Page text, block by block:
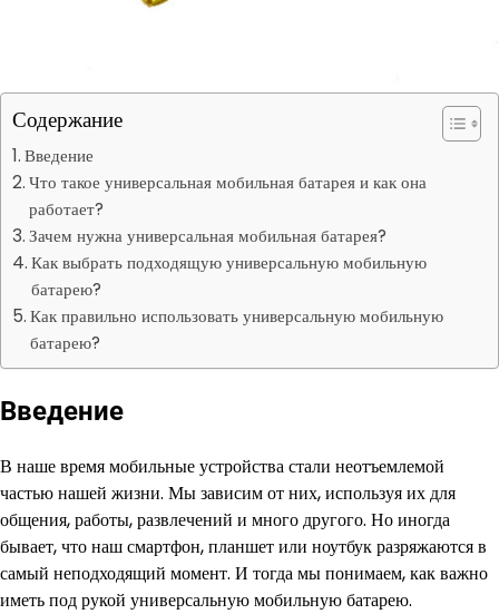
Содержание
Введение
Что такое универсальная мобильная батарея и как она
работает?
Зачем нужна универсальная мобильная батарея?
Как выбрать подходящую универсальную мобильную
батарею?
Как правильно использовать универсальную мобильную
батарею?
Введение
В наше время мобильные устройства стали неотъемлемой
частью нашей жизни. Мы зависим от них, используя их для
общения, работы, развлечений и много другого. Но иногда
бывает, что наш смартфон, планшет или ноутбук разряжаются в
самый неподходящий момент. И тогда мы понимаем, как важно
иметь под рукой универсальную мобильную батарею.